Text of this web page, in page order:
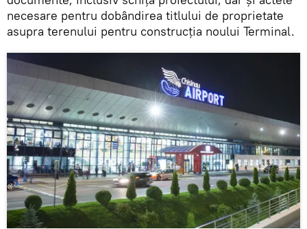
necesare pentru dobândirea titlului de proprietate
asupra terenului pentru construcția noului Terminal.